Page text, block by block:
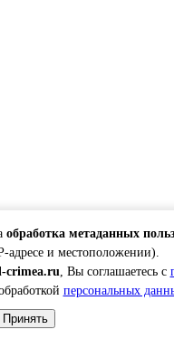
обработка метаданных
адресе и местоположении).
crimea.ru, Вы соглашаетесь с
персональных
Принять